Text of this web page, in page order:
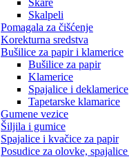
Škare
Skalpeli
Pomagala za čišćenje
Korekturna sredstva
Bušilice za papir i klamerice
Bušilice za papir
Klamerice
Spajalice i deklamerice
Tapetarske klamarice
Gumene vezice
Šiljila i gumice
Spajalice i kvačice za papir
Posudice za olovke,